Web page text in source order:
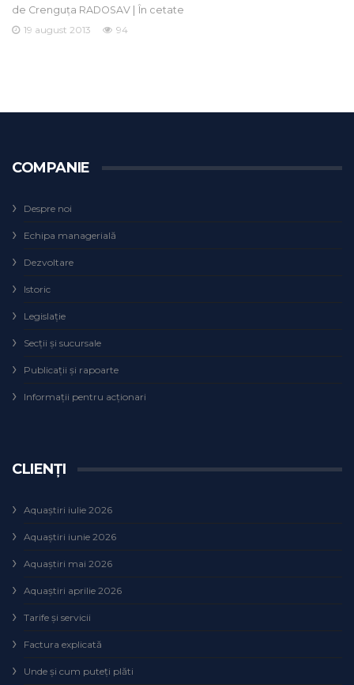
de Crenguța RADOSAV | În cetate
19 august 2013
94
COMPANIE
Despre noi
Echipa managerială
Dezvoltare
Istoric
Legislaţie
Secţii şi sucursale
Publicații și rapoarte
Informații pentru acționari
CLIENȚI
Aquaștiri iulie 2026
Aquaștiri iunie 2026
Aquaștiri mai 2026
Aquaștiri aprilie 2026
Tarife și servicii
Factura explicată
Unde și cum puteţi plăti